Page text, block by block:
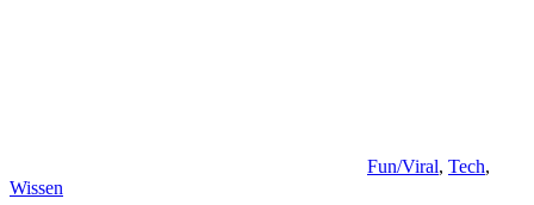
Fun/Viral, Tech,
Wissen